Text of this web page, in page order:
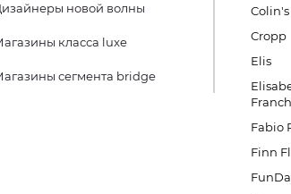
новой волны
класса luxe
сегмента bridge
Colin's
Cropp
Elis
Fabio
Finn